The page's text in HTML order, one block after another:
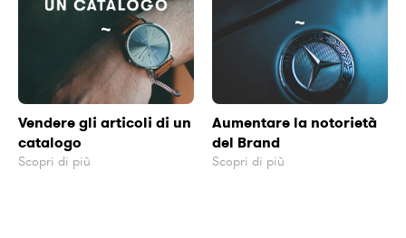
Vendere gli articoli di un
catalogo
Scopri di più
Aumentare la notorietà
del Brand
Scopri di più